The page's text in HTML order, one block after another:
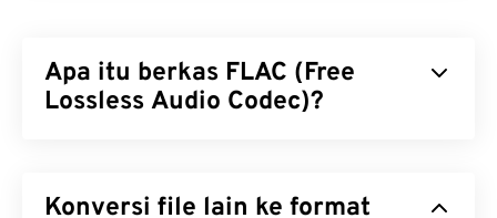
termasukAndroid. Fitur unggulannya adalah
pengontrol di layar (OSC) yang digerakkan oleh
MPV?
Apa itu berkas FLAC (Free
Lossless Audio Codec)?
Sesuai dengan kata "lossless" pada namanya,
Konversi file lain ke format